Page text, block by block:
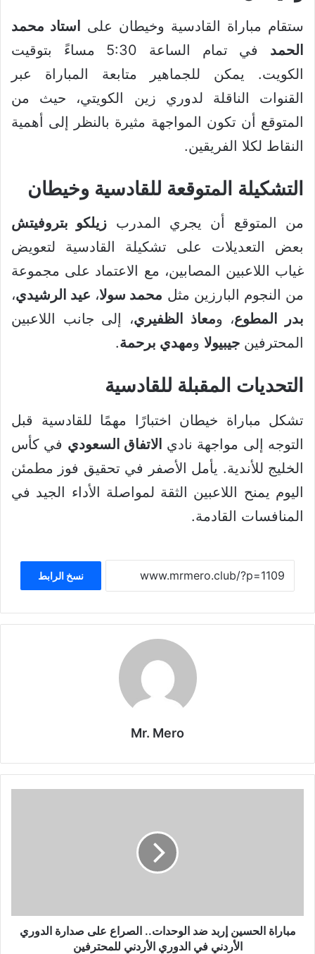
ستقام مباراة القادسية وخيطان على
استاد محمد
الحمد
في تمام الساعة 5:30 مساءً بتوقيت
الكويت. يمكن للجماهير متابعة المباراة عبر
القنوات الناقلة لدوري زين الكويتي، حيث من
المتوقع أن تكون المواجهة مثيرة بالنظر إلى أهمية
النقاط لكلا الفريقين.
التشكيلة المتوقعة للقادسية وخيطان
من المتوقع أن يجري المدرب زيلكو بتروفيتش
بعض التعديلات على تشكيلة القادسية لتعويض
غياب اللاعبين المصابين، مع الاعتماد على مجموعة
من النجوم البارزين مثل محمد سولا، عيد الرشيدي،
بدر المطوع، ومعاذ الظفيري، إلى جانب اللاعبين
المحترفين جيبيولا ومهدي برحمة.
التحديات المقبلة للقادسية
تشكل مباراة خيطان اختبارًا مهمًا للقادسية قبل
التوجه إلى مواجهة نادي الاتفاق السعودي في كأس
الخليج للأندية. يأمل الأصفر في تحقيق فوز مطمئن
اليوم يمنح اللاعبين الثقة لمواصلة الأداء الجيد في
المنافسات القادمة.
نسخ الرابط
Mr. Mero
الدوري
الأردني
مباراة الحسين إربد ضد الوحدات.. الصراع على صدارة الدوري
الأردني في الدوري الأردني للمحترفين